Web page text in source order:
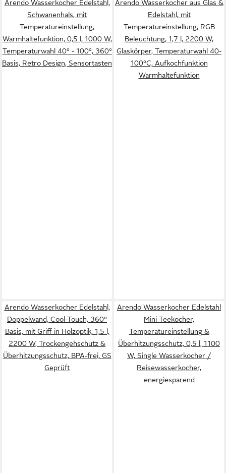
Arendo Wasserkocher Edelstahl,
Schwanenhals, mit
Temperatureinstellung,
Warmhaltefunktion, 0,5 l, 1000 W,
Temperaturwahl 40° - 100°, 360°
Basis, Retro Design, Sensortasten
Arendo Wasserkocher aus Glas &
Edelstahl, mit
Temperatureinstellung, RGB
Beleuchtung, 1,7 l, 2200 W,
Glaskörper, Temperaturwahl 40-
100°C, Aufkochfunktion
Warmhaltefunktion
Arendo Wasserkocher Edelstahl,
Doppelwand, Cool-Touch, 360°
Basis, mit Griff in Holzoptik, 1,5 l,
2200 W, Trockengehschutz &
Überhitzungsschutz, BPA-frei, GS
Geprüft
Arendo Wasserkocher Edelstahl
Mini Teekocher,
Temperatureinstellung &
Überhitzungsschutz, 0,5 l, 1100
W, Single Wasserkocher /
Reisewasserkocher,
energiesparend